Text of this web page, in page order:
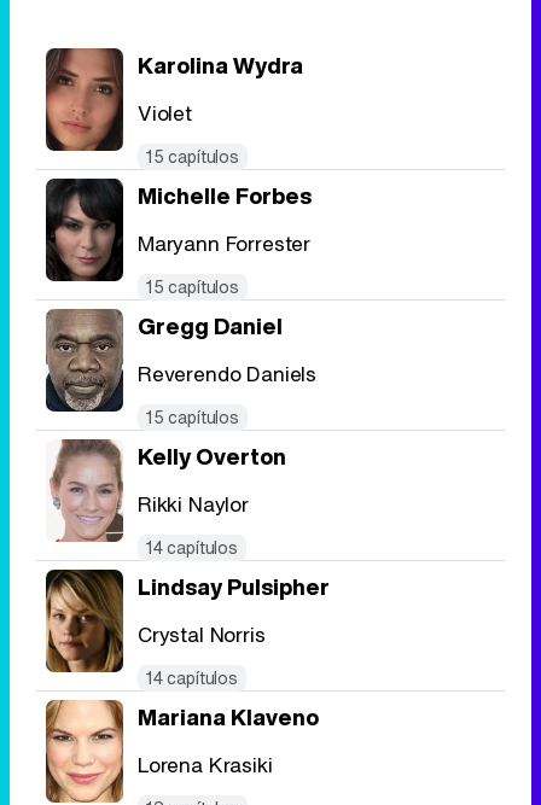
Karolina Wydra
Violet
15 capítulos
Michelle Forbes
Maryann Forrester
15 capítulos
Gregg Daniel
Reverendo Daniels
15 capítulos
Kelly Overton
Rikki Naylor
14 capítulos
Lindsay Pulsipher
Crystal Norris
14 capítulos
Mariana Klaveno
Lorena Krasiki